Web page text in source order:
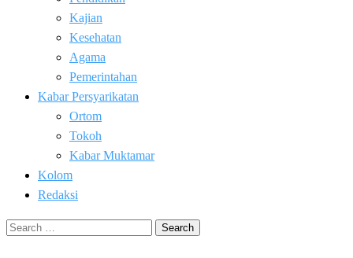
Kajian
Kesehatan
Agama
Pemerintahan
Kabar Persyarikatan
Ortom
Tokoh
Kabar Muktamar
Kolom
Redaksi
Search